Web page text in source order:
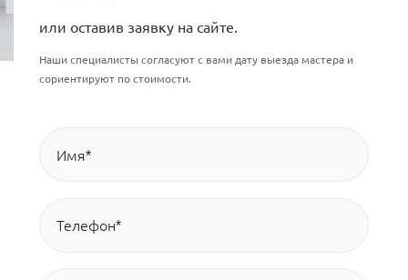
или оставив заявку на сайте.
Наши специалисты согласуют с вами дату выезда мастера и
сориентируют по стоимости.